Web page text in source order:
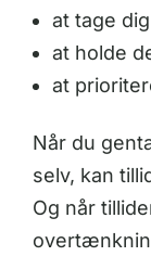
at tage
at holde
at
Når du
selv, kan
Og når